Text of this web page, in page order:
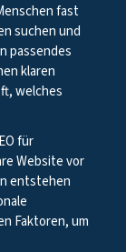
fast
suchen und
passendes
klaren
welches
für
Website vor
entstehen
Faktoren, um